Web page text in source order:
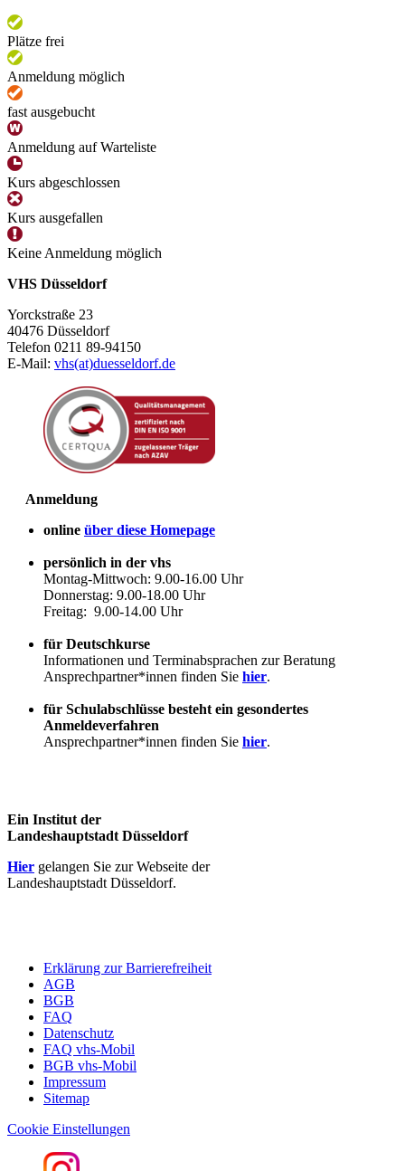
Plätze frei
Anmeldung möglich
fast ausgebucht
Anmeldung auf Warteliste
Kurs abgeschlossen
Kurs ausgefallen
Keine Anmeldung möglich
VHS Düsseldorf
Yorckstraße 23
40476 Düsseldorf
Telefon 0211 89-94150
E-Mail: vhs(at)duesseldorf.de
Anmeldung
online über diese Homepage
persönlich in der vhs
Montag-Mittwoch: 9.00-16.00 Uhr
Donnerstag: 9.00-18.00 Uhr
Freitag: 9.00-14.00 Uhr
für Deutschkurse
Informationen und Terminabsprachen zur Beratung
Ansprechpartner*innen finden Sie hier.
für Schulabschlüsse besteht ein gesondertes
Anmeldeverfahren
Ansprechpartner*innen finden Sie hier.
Ein Institut der
Landeshauptstadt Düsseldorf
Hier gelangen Sie zur Webseite der
Landeshauptstadt Düsseldorf.
Erklärung zur Barrierefreiheit
AGB
BGB
FAQ
Datenschutz
FAQ vhs-Mobil
BGB vhs-Mobil
Impressum
Sitemap
Cookie Einstellungen